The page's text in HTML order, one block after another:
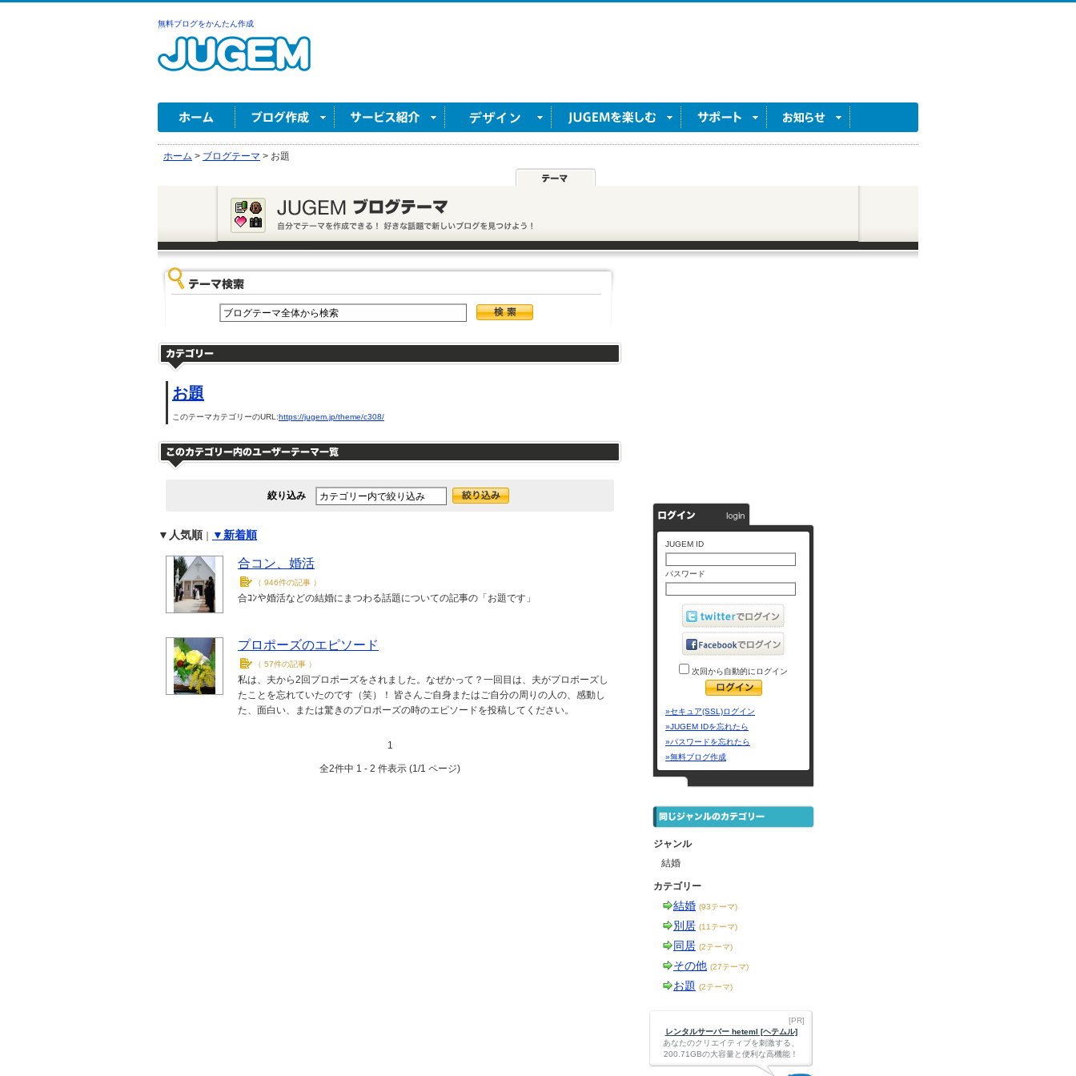
無料ブログをかんたん作成
ホーム > ブログテーマ > お題
お題
このテーマカテゴリーのURL:https://jugem.jp/theme/c308/
絞り込み
▼人気順 ▼新着順
合コン、婚活
（ 946件の記事 ）
合ｺﾝや婚活などの結婚にまつわる話題についての記事の「お題です」
プロポーズのエピソード
（ 57件の記事 ）
私は、夫から2回プロポーズをされました。なぜかって？一回目は、夫がプロポーズし
たことを忘れていたのです（笑）！ 皆さんご自身またはご自分の周りの人の、感動し
た、面白い、または驚きのプロポーズの時のエピソードを投稿してください。
1
全2件中 1 - 2 件表示 (1/1 ページ)
JUGEM ID
パスワード
次回から自動的にログイン
»セキュア(SSL)ログイン
»JUGEM IDを忘れたら
»パスワードを忘れたら
»無料ブログ作成
ジャンル
結婚
カテゴリー
結婚 (93テーマ)
別居 (11テーマ)
同居 (2テーマ)
その他 (27テーマ)
お題 (2テーマ)
[PR]
レンタルサーバー heteml [ヘテムル]
あなたのクリエイティブを刺激する、
200.71GBの大容量と便利な高機能！